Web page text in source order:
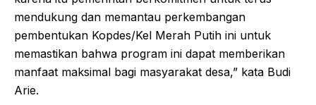
mendukung dan memantau perkembangan
pembentukan Kopdes/Kel Merah Putih ini untuk
memastikan bahwa program ini dapat memberikan
manfaat maksimal bagi masyarakat desa,” kata Budi
Arie.